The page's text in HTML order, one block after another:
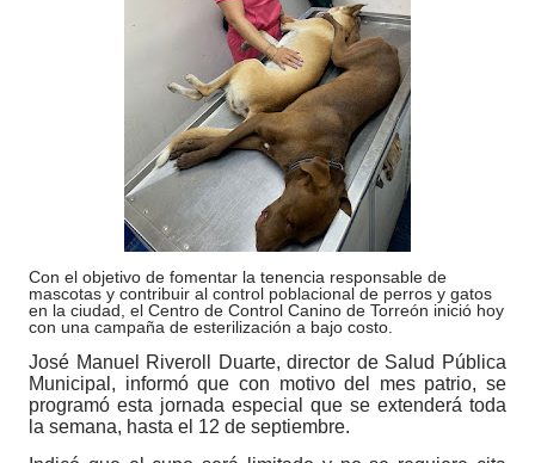
Con el objetivo de fomentar la tenencia responsable de
mascotas y contribuir al control poblacional de perros y gatos
en la ciudad, el Centro de Control Canino de Torreón inició hoy
con una campaña de esterilización a bajo costo.
José Manuel Riveroll Duarte, director de Salud Pública
Municipal, informó que con motivo del mes patrio, se
programó esta jornada especial que se extenderá toda
la semana, hasta el 12 de septiembre.